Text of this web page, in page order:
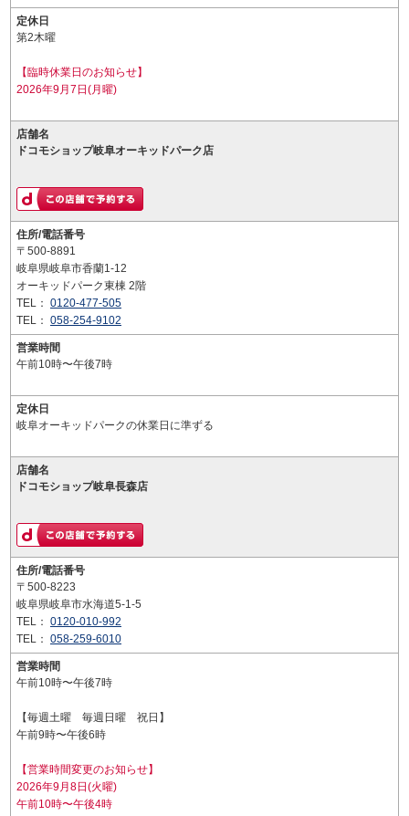
定休日
第2木曜
【臨時休業日のお知らせ】
2026年9月7日(月曜)
店舗名
ドコモショップ岐阜オーキッドパーク店
住所/電話番号
〒500-8891
岐阜県岐阜市香蘭1-12
オーキッドパーク東棟 2階
TEL： 0120-477-505
TEL： 058-254-9102
営業時間
午前10時〜午後7時
定休日
岐阜オーキッドパークの休業日に準ずる
店舗名
ドコモショップ岐阜長森店
住所/電話番号
〒500-8223
岐阜県岐阜市水海道5-1-5
TEL： 0120-010-992
TEL： 058-259-6010
営業時間
午前10時〜午後7時
【毎週土曜 毎週日曜 祝日】
午前9時〜午後6時
【営業時間変更のお知らせ】
2026年9月8日(火曜)
午前10時〜午後4時